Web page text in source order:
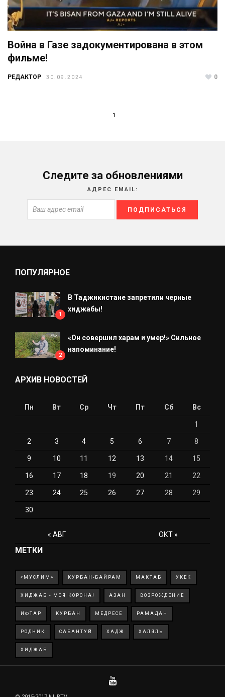
Война в Газе задокументирована в этом
фильме!
РЕДАКТОР 30.09.2024 0
1
Следите за обновлениями
АДРЕС EMAIL:
ПОПУЛЯРНОЕ
1
В Таджикистане запретили черные
хиджабы!
2
«Он совершил харам и умер!» Сильное
напоминание!
АРХИВ НОВОСТЕЙ
Пн Вт Ср Чт Пт Сб Вс
« АВГ ОКТ »
1
2 3 4 5 6 7 8
9 10 11 12 13 14 15
16 17 18 19 20 21 22
23 24 25 26 27 28 29
30
МЕТКИ
«МУСЛИМ» КУРБАН-БАЙРАМ МАКТАБ УКЕК
ХИДЖАБ - МОЯ КОРОНА! АЗАН ВОЗРОЖДЕНИЕ
ИФТАР КУРБАН МЕДРЕСЕ РАМАДАН
РОДНИК САБАНТУЙ ХАДЖ ХАЛЯЛЬ
ХИДЖАБ